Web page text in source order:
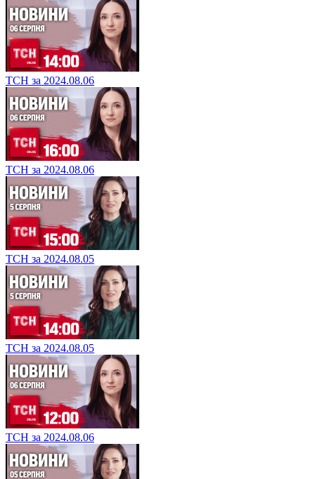
ТСН за 2024.08.06
ТСН за 2024.08.06
ТСН за 2024.08.05
ТСН за 2024.08.05
ТСН за 2024.08.06